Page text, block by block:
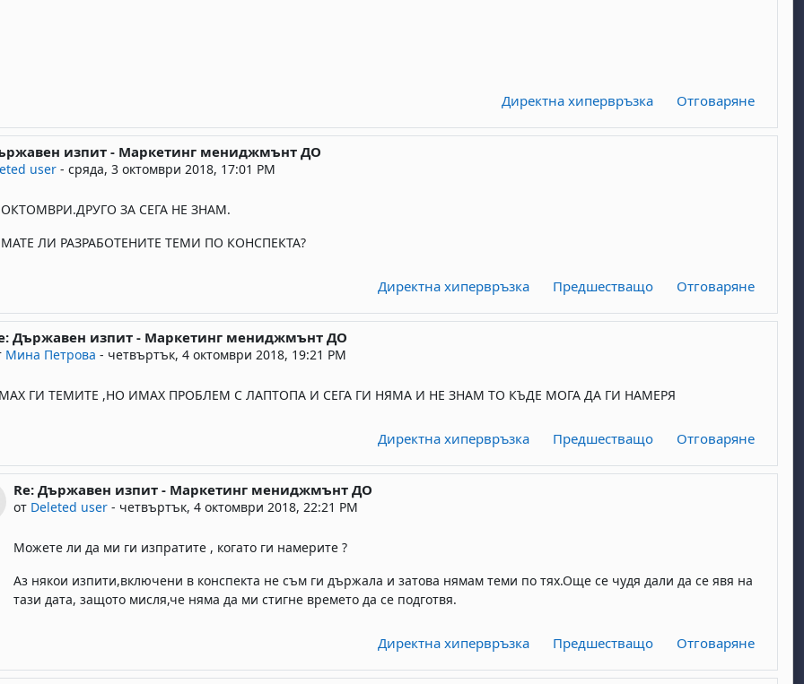
Директна хипервръзка Отговаряне
to Мина Петроваизпит - Маркетинг мениджмънт ДО
user -сряда, 3 октомври 2018, 17:01 PM
ОКТОМВРИ.ДРУГО ЗА СЕГА НЕ ЗНАМ.
ЛИ РАЗРАБОТЕНИТЕ ТЕМИ ПО КОНСПЕКТА?
Директна хипервръзка Предшестващо Отговаряне
reply to Deleted user
Държавен изпит - Маркетинг мениджмънт ДО
Мина Петрова - четвъртък, 4 октомври 2018, 19:21 PM
ГИ ТЕМИТЕ ,НО ИМАХ ПРОБЛЕМ С ЛАПТОПА И СЕГА ГИ НЯМА И НЕ ЗНАМ ТО КЪДЕ МОГА ДА ГИ НАМЕРЯ
Директна хипервръзка Предшестващо Отговаряне
In reply to Мина Петрова
Re: Държавен изпит - Маркетинг мениджмънт ДО
от Deleted user - четвъртък, 4 октомври 2018, 22:21 PM
Можете ли да ми ги изпратите , когато ги намерите ?
Аз някои изпити,включени в конспекта не съм ги държала и затова нямам теми по тях.Още се чудя дали да се явя на
тази дата, защото мисля,че няма да ми стигне времето да се подготвя.
Директна хипервръзка Предшестващо Отговаряне